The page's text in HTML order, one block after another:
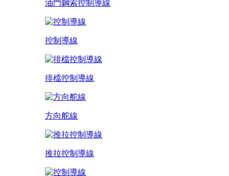
油門鋼索控制導線
控制導線
排檔控制導線
方向舵線
推拉控制導線